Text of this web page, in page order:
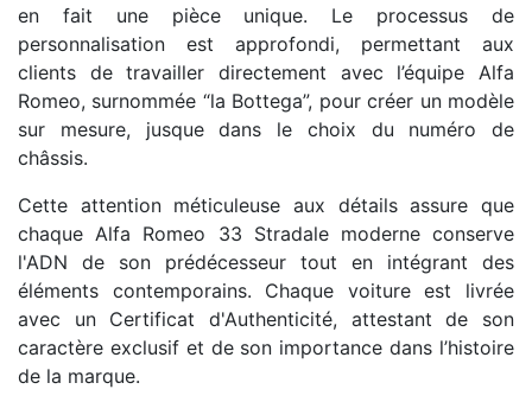
en fait une pièce unique. Le processus de
personnalisation est approfondi, permettant aux
clients de travailler directement avec l’équipe Alfa
Romeo, surnommée “la Bottega”, pour créer un modèle
sur mesure, jusque dans le choix du numéro de
châssis.
Cette attention méticuleuse aux détails assure que
chaque Alfa Romeo 33 Stradale moderne conserve
l'ADN de son prédécesseur tout en intégrant des
éléments contemporains. Chaque voiture est livrée
avec un Certificat d'Authenticité, attestant de son
caractère exclusif et de son importance dans l’histoire
de la marque.